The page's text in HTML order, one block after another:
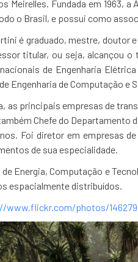
Meirelles. Fundada em 1963,
o Brasil, e possui como
é graduado, mestre, doutor
titular, ou seja, alcançou
de Engenharia
Engenharia de Computação
as principais empresas de
Chefe do Departamento
Foi diretor em empresas
de sua especialidade.
Energia, Computação e
espacialmente distribuídos.
www.flickr.com/photos/